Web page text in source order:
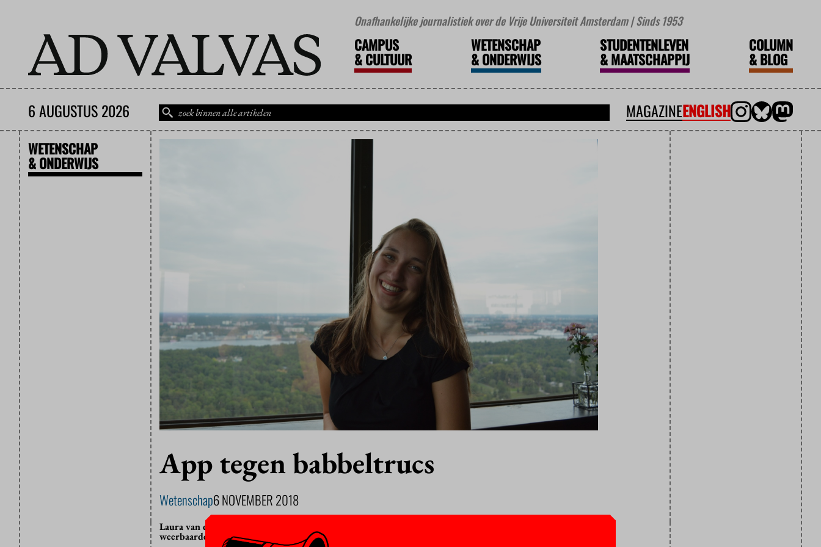
Onafhankelijke journalistiek over de Vrije Universiteit Amsterdam | Sinds 1953
CAMPUS
&CULTUUR
WETENSCHAP
&ONDERWIJS
STUDENTENLEVEN
&MAATSCHAPPIJ
COLUMN
&BLOG
6 AUGUSTUS 2026 MAGAZINEENGLISH
WETENSCHAP
& ONDERWIJS
App tegen babbeltrucs
Wetenschap6 NOVEMBER 2018
Laura van der Lubbe, junioronderzoeker bij kunstmatige intelligentie, ontwikkelde een app die mensen
weerbaarder maakt tegen babbeltrucs.